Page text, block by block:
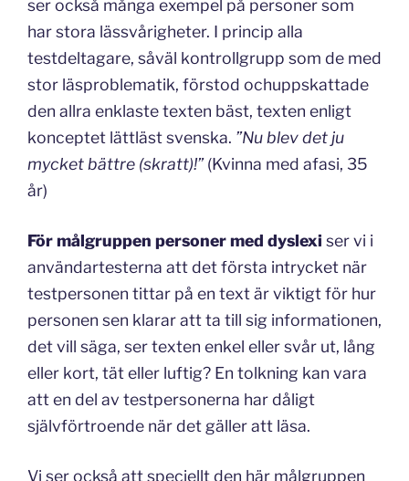
ser också många exempel på personer som
har stora lässvårigheter. I princip alla
testdeltagare, såväl kontrollgrupp som de med
stor läsproblematik, förstod ochuppskattade
den allra enklaste texten bäst, texten enligt
konceptet lättläst svenska. ”Nu blev det ju
mycket bättre (skratt)!”(Kvinna med afasi, 35
år)
För målgruppen personer med dyslexi ser vi i
användartesterna att det första intrycket när
testpersonen tittar på en text är viktigt för hur
personen sen klarar att ta till sig informationen,
det vill säga, ser texten enkel eller svår ut, lång
eller kort, tät eller luftig? En tolkning kan vara
att en del av testpersonerna har dåligt
självförtroende när det gäller att läsa.
Vi ser också att speciellt den här målgruppen